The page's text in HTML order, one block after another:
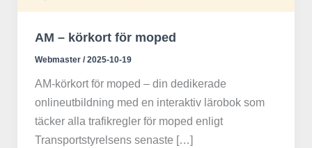
AM – körkort för moped
Webmaster /2025-10-19
AM-körkort för moped – din dedikerade
onlineutbildning med en interaktiv lärobok som
täcker alla trafikregler för moped enligt
Transportstyrelsens senaste […]